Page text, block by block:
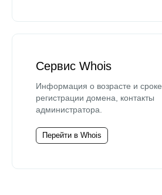
Сервис Whois
Информация о возрасте и сроке
регистрации домена, контакты
администратора.
Перейти в Whois